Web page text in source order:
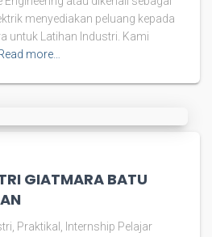
menyediakan peluang kepada
untuk Latihan Industri. Kami
more…
GIATMARA BATU
Praktikal, Internship Pelajar